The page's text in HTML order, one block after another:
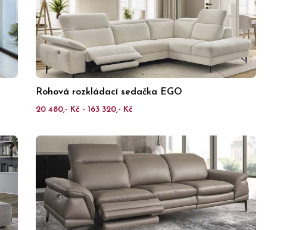
Rohová rozkládací sedačka EGO
20 480,- Kč - 163 320,- Kč